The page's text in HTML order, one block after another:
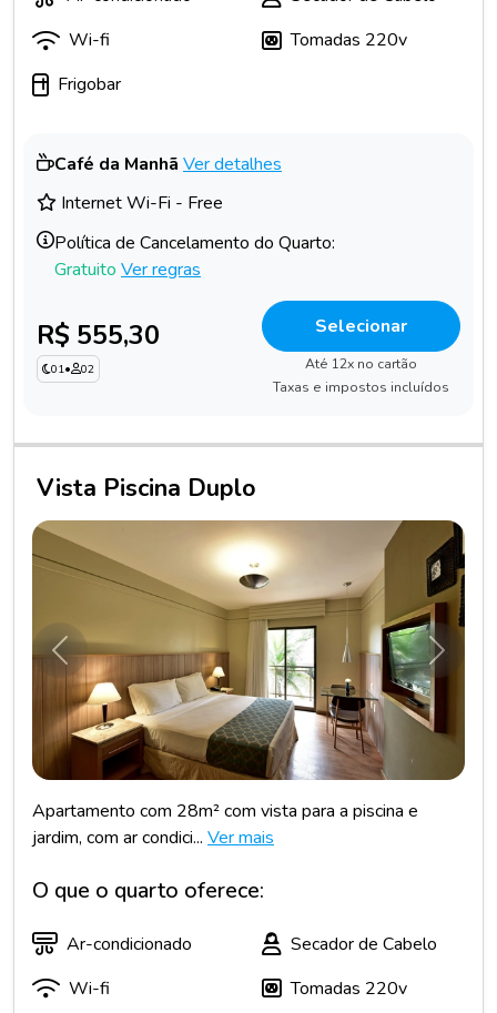
Wi-fi
Tomadas 220v
Frigobar
Café da Manhã Ver detalhes
Internet Wi-Fi - Free
Política de Cancelamento do Quarto:
Gratuito Ver regras
R$ 555,30
01• 02
Selecionar
Até 12x no cartão
Taxas e impostos incluídos
Vista Piscina Duplo
Anterior
Apartamento com 28m² com vista para a piscina e
jardim, com ar condici... Ver mais
O que o quarto oferece:
Ar-condicionado
Secador de Cabelo
Wi-fi
Tomadas 220v